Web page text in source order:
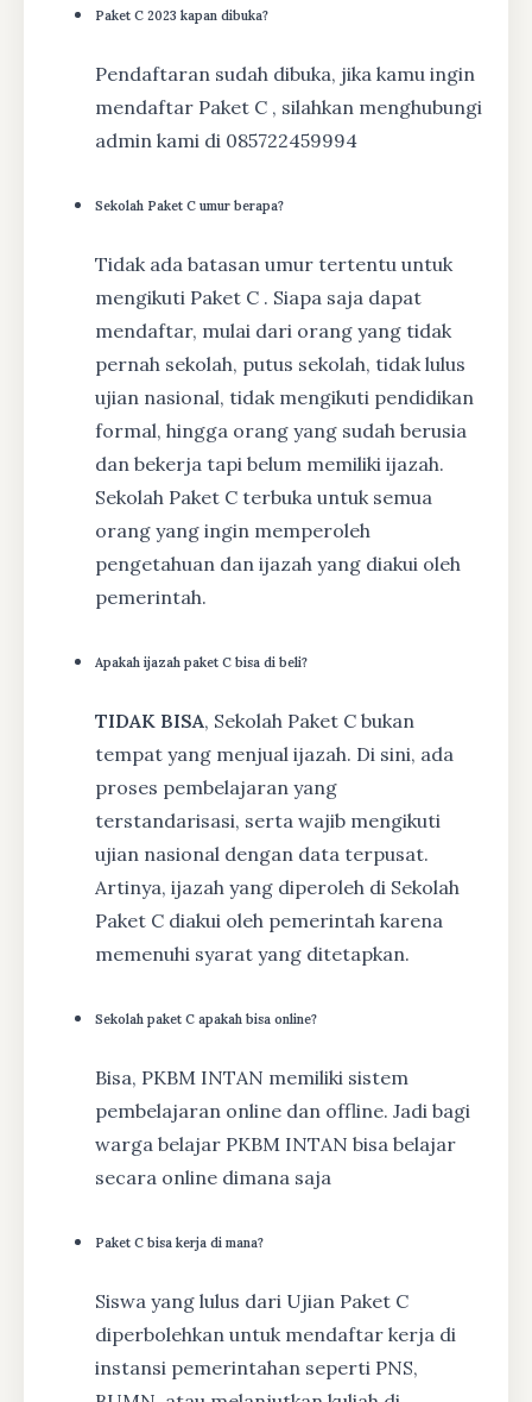
Paket C 2023 kapan dibuka?
Pendaftaran sudah dibuka, jika kamu ingin
mendaftar Paket C , silahkan menghubungi
admin kami di 085722459994
Sekolah Paket C umur berapa?
Tidak ada batasan umur tertentu untuk
mengikuti Paket C . Siapa saja dapat
mendaftar, mulai dari orang yang tidak
pernah sekolah, putus sekolah, tidak lulus
ujian nasional, tidak mengikuti pendidikan
formal, hingga orang yang sudah berusia
dan bekerja tapi belum memiliki ijazah.
Sekolah Paket C terbuka untuk semua
orang yang ingin memperoleh
pengetahuan dan ijazah yang diakui oleh
pemerintah.
Apakah ijazah paket C bisa di beli?
TIDAK BISA, Sekolah Paket C bukan
tempat yang menjual ijazah. Di sini, ada
proses pembelajaran yang
terstandarisasi, serta wajib mengikuti
ujian nasional dengan data terpusat.
Artinya, ijazah yang diperoleh di Sekolah
Paket C diakui oleh pemerintah karena
memenuhi syarat yang ditetapkan.
Sekolah paket C apakah bisa online?
Bisa, PKBM INTAN memiliki sistem
pembelajaran online dan offline. Jadi bagi
warga belajar PKBM INTAN bisa belajar
secara online dimana saja
Paket C bisa kerja di mana?
Siswa yang lulus dari Ujian Paket C
diperbolehkan untuk mendaftar kerja di
instansi pemerintahan seperti PNS,